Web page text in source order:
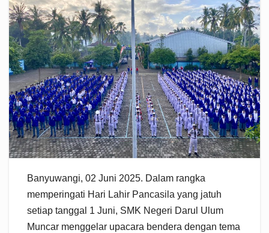
Banyuwangi, 02 Juni 2025. Dalam rangka
memperingati Hari Lahir Pancasila yang jatuh
setiap tanggal 1 Juni, SMK Negeri Darul Ulum
Muncar menggelar upacara bendera dengan tema